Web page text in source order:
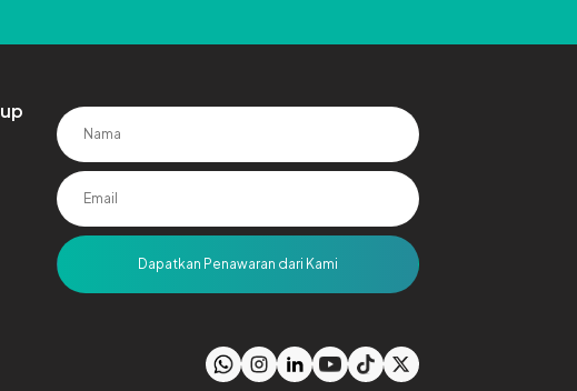
Dapatkan Penawaran dari Kami